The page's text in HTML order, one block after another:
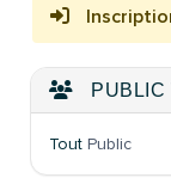
PUBLIC
Tout Public